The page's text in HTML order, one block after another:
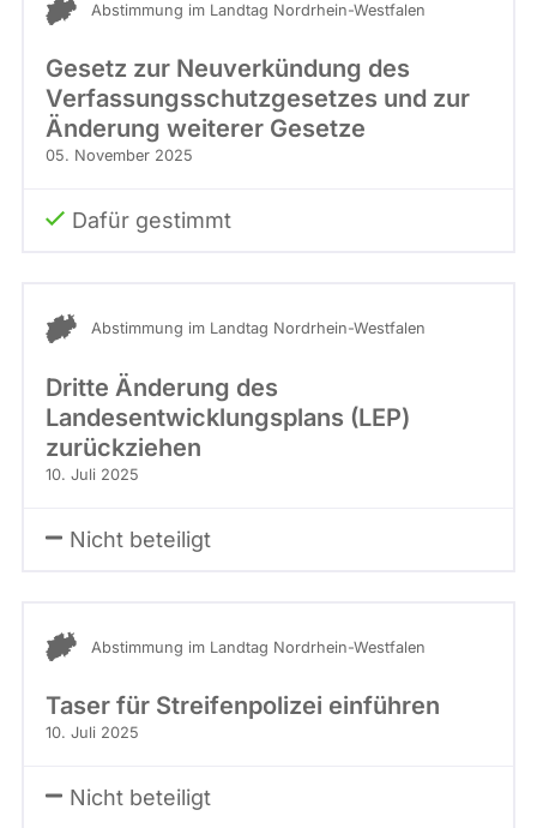
Abstimmung im Landtag Nordrhein-Westfalen
Gesetz zur Neuverkündung des
Verfassungsschutzgesetzes und zur
Änderung weiterer Gesetze
05. November 2025
Dafür gestimmt
Abstimmung im Landtag Nordrhein-Westfalen
Dritte Änderung des
Landesentwicklungsplans (LEP)
zurückziehen
10. Juli 2025
Nicht beteiligt
Abstimmung im Landtag Nordrhein-Westfalen
Taser für Streifenpolizei einführen
10. Juli 2025
Nicht beteiligt